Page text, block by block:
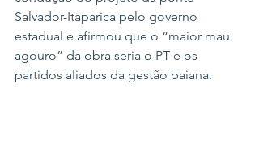
Salvador-Itaparica pelo governo
estadual e afirmou que o “maior mau
agouro” da obra seria o PT e os
partidos aliados da gestão baiana.